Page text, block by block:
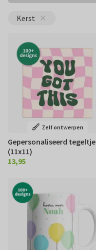
Kerst
Zelf ontwerpen
Gepersonaliseerd tegeltje
(11x11)
€ 13,95
13,95